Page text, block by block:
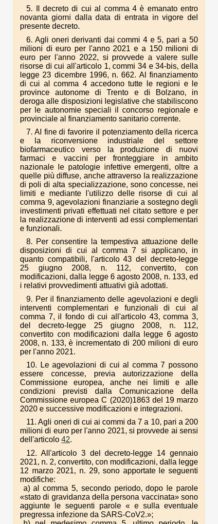
5. Il decreto di cui al comma 4 è emanato entro
novanta giorni dalla data di entrata in vigore del
presente decreto.
6. Agli oneri derivanti dai commi 4 e 5, pari a 50
milioni di euro per l'anno 2021 e a 150 milioni di
euro per l'anno 2022, si provvede a valere sulle
risorse di cui all'articolo 1, commi 34 e 34-bis, della
legge 23 dicembre 1996, n. 662. Al finanziamento
di cui al comma 4 accedono tutte le regioni e le
province autonome di Trento e di Bolzano, in
deroga alle disposizioni legislative che stabiliscono
per le autonomie speciali il concorso regionale e
provinciale al finanziamento sanitario corrente.
7. Al fine di favorire il potenziamento della ricerca
e la riconversione industriale del settore
biofarmaceutico verso la produzione di nuovi
farmaci e vaccini per fronteggiare in ambito
nazionale le patologie infettive emergenti, oltre a
quelle più diffuse, anche attraverso la realizzazione
di poli di alta specializzazione, sono concesse, nei
limiti e mediante l'utilizzo delle risorse di cui al
comma 9, agevolazioni finanziarie a sostegno degli
investimenti privati effettuati nel citato settore e per
la realizzazione di interventi ad essi complementari
e funzionali.
8. Per consentire la tempestiva attuazione delle
disposizioni di cui al comma 7 si applicano, in
quanto compatibili, l'articolo 43 del decreto-legge
25 giugno 2008, n. 112, convertito, con
modificazioni, dalla legge 6 agosto 2008, n. 133, ed
i relativi provvedimenti attuativi già adottati.
9. Per il finanziamento delle agevolazioni e degli
interventi complementari e funzionali di cui al
comma 7, il fondo di cui all'articolo 43, comma 3,
del decreto-legge 25 giugno 2008, n. 112,
convertito con modificazioni dalla legge 6 agosto
2008, n. 133, è incrementato di 200 milioni di euro
per l'anno 2021.
10. Le agevolazioni di cui al comma 7 possono
essere concesse, previa autorizzazione della
Commissione europea, anche nei limiti e alle
condizioni previsti dalla Comunicazione della
Commissione europea C (2020)1863 del 19 marzo
2020 e successive modificazioni e integrazioni.
11. Agli oneri di cui ai commi da 7 a 10, pari a 200
milioni di euro per l'anno 2021, si provvede ai sensi
dell'articolo 42.
12. All'articolo 3 del decreto-legge 14 gennaio
2021, n. 2, convertito, con modificazioni, dalla legge
12 marzo 2021, n. 29, sono apportate le seguenti
modifiche:
a) al comma 5, secondo periodo, dopo le parole
«stato di gravidanza della persona vaccinata» sono
aggiunte le seguenti parole « e sulla eventuale
pregressa infezione da SARS-CoV2.»;